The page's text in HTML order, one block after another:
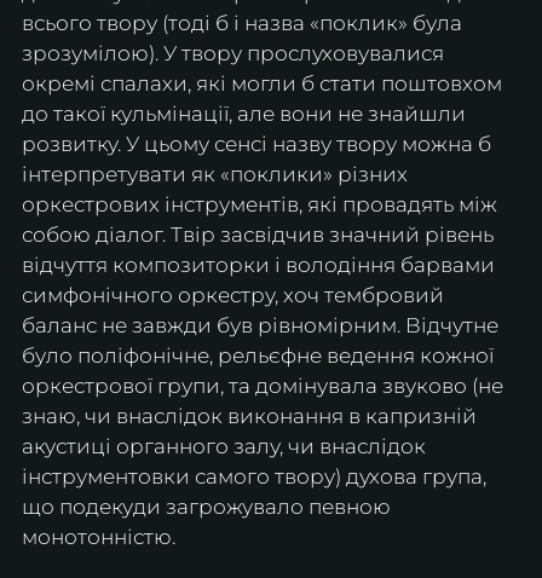
всього твору (тоді б і назва «поклик» була
зрозумілою). У твору прослуховувалися
окремі спалахи, які могли б стати поштовхом
до такої кульмінації, але вони не знайшли
розвитку. У цьому сенсі назву твору можна б
інтерпретувати як «поклики» різних
оркестрових інструментів, які провадять між
собою діалог. Твір засвідчив значний рівень
відчуття композиторки і володіння барвами
симфонічного оркестру, хоч тембровий
баланс не завжди був рівномірним. Відчутне
було поліфонічне, рельєфне ведення кожної
оркестрової групи, та домінувала звуково (не
знаю, чи внаслідок виконання в капризній
акустиці органного залу, чи внаслідок
інструментовки самого твору) духова група,
що подекуди загрожувало певною
монотонністю.